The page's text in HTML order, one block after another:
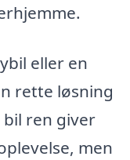
eller en
rette løsning
ren giver
men